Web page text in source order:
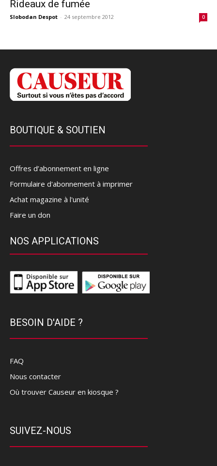
Rideaux de fumée
Slobodan Despot - 24 septembre 2012 0
BOUTIQUE & SOUTIEN
Offres d’abonnement en ligne
Formulaire d'abonnement à imprimer
Achat magazine à l'unité
Faire un don
NOS APPLICATIONS
BESOIN D'AIDE ?
FAQ
Nous contacter
Où trouver Causeur en kiosque ?
SUIVEZ-NOUS